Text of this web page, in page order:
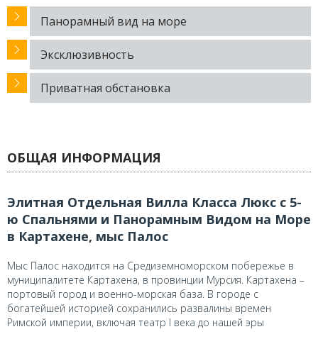
Панорамный вид на море
Эксклюзивность
Приватная обстановка
ОБЩАЯ ИНФОРМАЦИЯ
Элитная Отдельная Вилла Класса Люкс с 5-
ю Спальнями и Панорамным Видом на Море
в Картахене, мыс Палос
Мыс Палос находится на Средиземноморском побережье в
муниципалитете Картахена, в провинции Мурсия. Картахена –
портовый город и военно-морская база. В городе с
богатейшей историей сохранились развалины времен
Римской империи, включая театр I века до нашей эры